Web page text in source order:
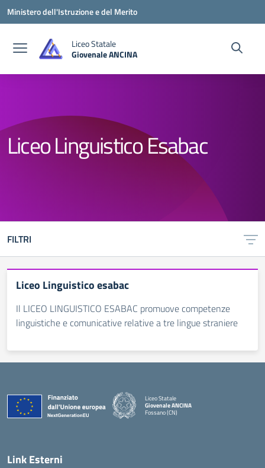
Vai ai contenuti
Vai al menu di navigazione
Vai al footer
Ministero dell'Istruzione e del Merito
Liceo Statale
Giovenale ANCINA
Liceo Linguistico Esabac
FILTRI
Liceo Linguistico esabac
Il LICEO LINGUISTICO ESABAC promuove competenze
linguistiche e comunicative relative a tre lingue straniere
Liceo Statale
Giovenale ANCINA
Fossano (CN)
Link Esterni